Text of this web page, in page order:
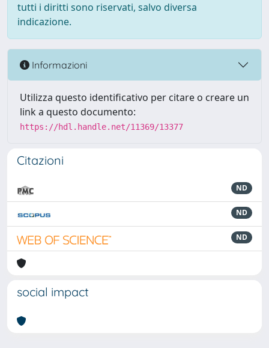
tutti i diritti sono riservati, salvo diversa
indicazione.
Informazioni
Utilizza questo identificativo per citare o creare un
link a questo documento:
https://hdl.handle.net/11369/13377
Citazioni
ND
ND
ND
social impact